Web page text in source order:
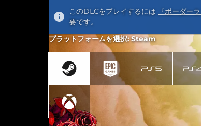
このDLCをプレイするには
『ボーダー
要です。
プラットフォームを選択: Steam